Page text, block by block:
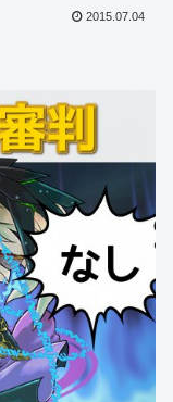
2015.07.04